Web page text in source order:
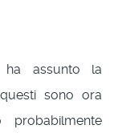
ha assunto la
sono ora